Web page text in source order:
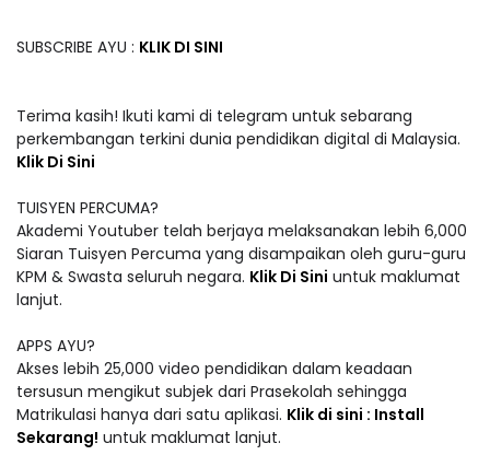
SUBSCRIBE AYU : KLIK DI SINI
Terima kasih! Ikuti kami di telegram untuk sebarang
perkembangan terkini dunia pendidikan digital di Malaysia.
Klik Di Sini
TUISYEN PERCUMA?
Akademi Youtuber telah berjaya melaksanakan lebih 6,000
Siaran Tuisyen Percuma yang disampaikan oleh guru-guru
KPM & Swasta seluruh negara. Klik Di Sini untuk maklumat
lanjut.
APPS AYU?
Akses lebih 25,000 video pendidikan dalam keadaan
tersusun mengikut subjek dari Prasekolah sehingga
Matrikulasi hanya dari satu aplikasi. Klik di sini : Install
Sekarang! untuk maklumat lanjut.